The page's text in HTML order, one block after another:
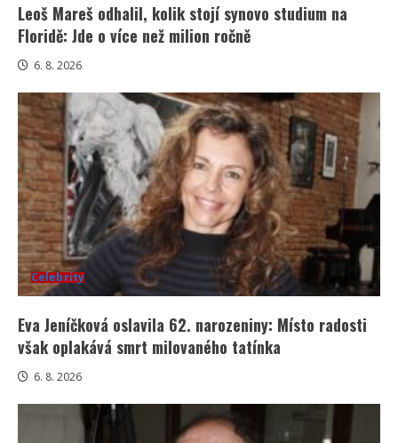
Leoš Mareš odhalil, kolik stojí synovo studium na
Floridě: Jde o více než milion ročně
6. 8. 2026
Celebrity
Eva Jeníčková oslavila 62. narozeniny: Místo radosti
však oplakává smrt milovaného tatínka
6. 8. 2026